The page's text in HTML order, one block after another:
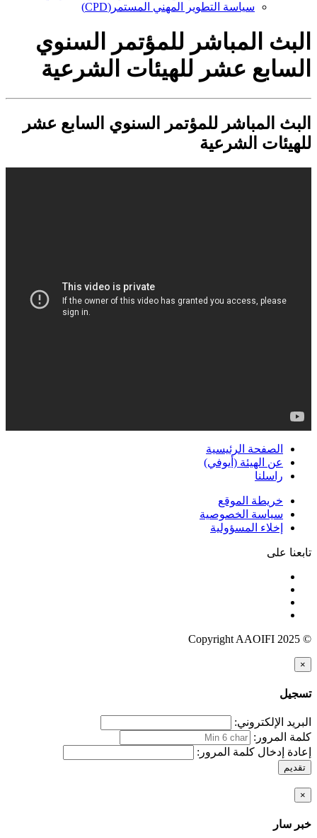
سياسة التطوير المهني المستمر(CPD)
البث المباشر للمؤتمر السنوي
السابع عشر للهيئات الشرعية
البث المباشر للمؤتمر السنوي السابع عشر
للهيئات الشرعية
الصفحة الرئيسية
عن الهيئة (أيوفي)
راسلنا
خريطة الموقع
سياسة الخصوصية
إخلاء المسؤولية
تابعنا على
© Copyright AAOIFI 2025
×
تسجيل
البريد الإلكتروني:
كلمة المرور:
إعادة إدخال كلمة المرور:
تقديم
×
خبر سار